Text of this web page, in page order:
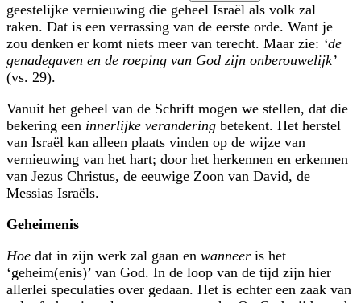
geestelijke vernieuwing die geheel Israël als volk zal
raken. Dat is een verrassing van de eerste orde. Want je
zou denken er komt niets meer van terecht. Maar zie: ‘de
genadegaven en de roeping van God zijn onberouwelijk’
(vs. 29).
Vanuit het geheel van de Schrift mogen we stellen, dat die
bekering een innerlijke verandering betekent. Het herstel
van Israël kan alleen plaats vinden op de wijze van
vernieuwing van het hart; door het herkennen en erkennen
van Jezus Christus, de eeuwige Zoon van David, de
Messias Israëls.
Geheimenis
Hoe dat in zijn werk zal gaan en wanneer is het
‘geheim(enis)’ van God. In de loop van de tijd zijn hier
allerlei speculaties over gedaan. Het is echter een zaak van